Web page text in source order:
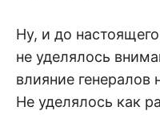
Ну, и до
не уделялось
влияние генералов
Не уделялось как